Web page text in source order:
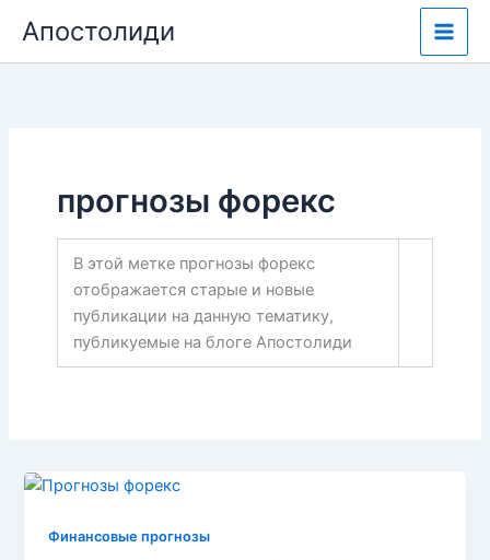
содержимому
Апостолиди
прогнозы форекс
В этой метке прогнозы форекс
отображается старые и новые
публикации на данную тематику,
публикуемые на блоге Апостолиди
Финансовые прогнозы